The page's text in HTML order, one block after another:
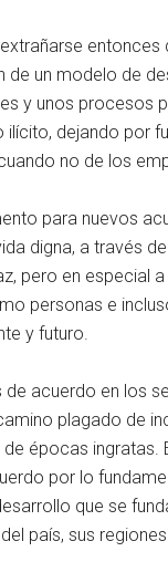
de un modelo de
y unos procesos
ilícito, dejando por
no de los
para nuevos
digna, a través
pero en especial
personas e
y futuro.
de acuerdo en los
plagado de
de épocas
por lo
que se
país, sus